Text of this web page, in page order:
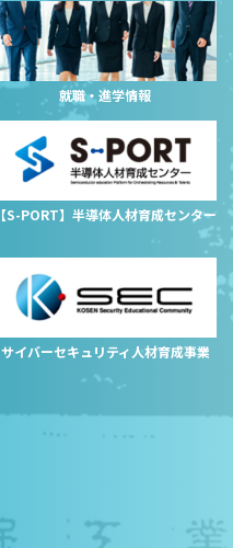
就職・進学情報
【S-PORT】半導体人材育成センター
サイバーセキュリティ人材育成事業